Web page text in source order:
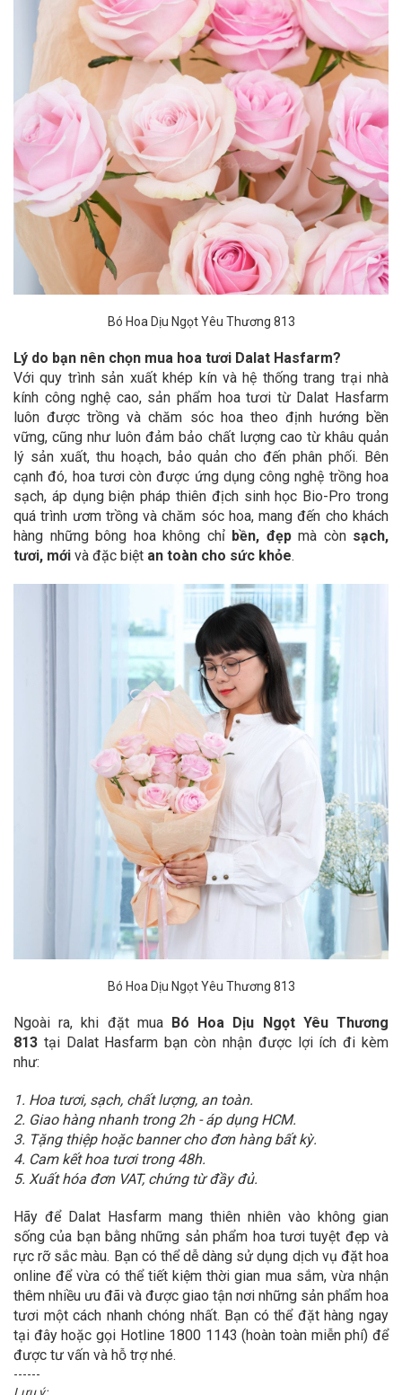
Bó Hoa Dịu Ngọt Yêu Thương 813
Lý do bạn nên chọn mua hoa tươi Dalat Hasfarm?
Với quy trình sản xuất khép kín và hệ thống trang trại nhà
kính công nghệ cao, sản phẩm hoa tươi từ Dalat Hasfarm
luôn được trồng và chăm sóc hoa theo định hướng bền
vững, cũng như luôn đảm bảo chất lượng cao từ khâu quản
lý sản xuất, thu hoạch, bảo quản cho đến phân phối. Bên
cạnh đó, hoa tươi còn được ứng dụng công nghệ trồng hoa
sạch, áp dụng biện pháp thiên địch sinh học Bio-Pro trong
quá trình ươm trồng và chăm sóc hoa, mang đến cho khách
hàng những bông hoa không chỉ bền, đẹpmà còn sạch,
tươi, mới và đặc biệt an toàn cho sức khỏe.
Bó Hoa Dịu Ngọt Yêu Thương 813
Ngoài ra, khi đặt mua Bó Hoa Dịu Ngọt Yêu Thương
813 tại Dalat Hasfarm bạn còn nhận được lợi ích đi kèm
như:
1. Hoa tươi, sạch, chất lượng, an toàn.
2. Giao hàng nhanh trong 2h - áp dụng HCM.
3. Tặng thiệp hoặc banner cho đơn hàng bất kỳ.
4. Cam kết hoa tươi trong 48h.
5. Xuất hóa đơn VAT, chứng từ đầy đủ.
Hãy để Dalat Hasfarm mang thiên nhiên vào không gian
sống của bạn bằng những sản phẩm hoa tươi tuyệt đẹp và
rực rỡ sắc màu. Bạn có thể dễ dàng sử dụng dịch vụ đặt hoa
online để vừa có thể tiết kiệm thời gian mua sắm, vừa nhận
thêm nhiều ưu đãi và được giao tận nơi những sản phẩm hoa
tươi một cách nhanh chóng nhất. Bạn có thể đặt hàng ngay
tại đây hoặc gọi Hotline 1800 1143 (hoàn toàn miễn phí) để
được tư vấn và hỗ trợ nhé.
------